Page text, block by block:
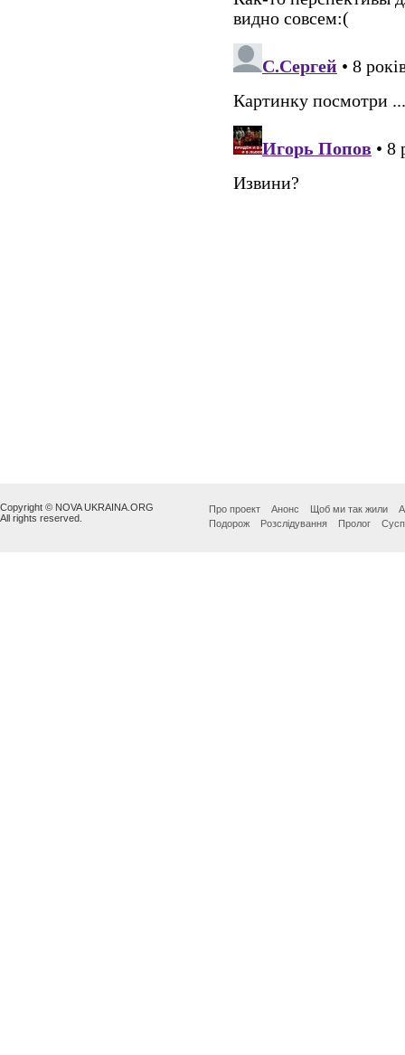
Copyright © NOVA UKRAINA.ORG
All rights reserved.
Про проект Анонс Щоб ми так жили
Подорож
Розслідування Пролог